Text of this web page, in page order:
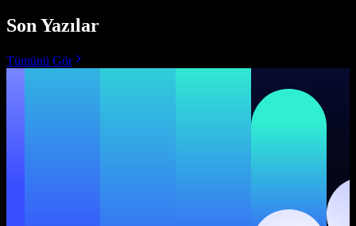
Son Yazılar
Tümünü Gör